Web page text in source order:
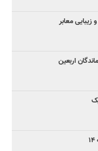
زیبایی معابر